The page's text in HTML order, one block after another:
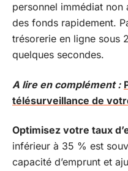
personnel immédiat non
des fonds rapidement.
trésorerie en ligne sous
quelques secondes.
A lire en complément :
télésurveillance de
Optimisez votre taux
inférieur à 35 % est
capacité d’emprunt et